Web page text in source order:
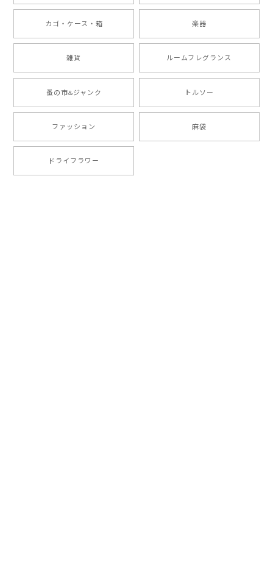
カゴ・ケース・箱 楽器
雑貨 ルームフレグランス
蚤の市&ジャンク トルソー
ファッション 麻袋
ドライフラワー